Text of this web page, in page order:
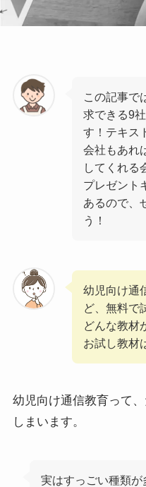
この記事で
求できる9
す！テキス
会社もあれ
してくれる
プレゼント
あるので、
う！
幼児向け通
ど、無料で
どんな教材
お試し教材
幼児向け通信教育って
しまいます。
実はすっごい種類